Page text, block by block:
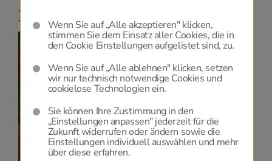
Niederlassungen
Datenschutz
Zur Anzeige dieser Karte benötigen wir Ihre
Einwilligung zu Google Maps, die SieHIERgeben
können.
Wenn Sie auf „Alle akzeptieren" klicken,
stimmen Sie dem Einsatz aller Cookies, die in
den Cookie Einstellungen aufgelistet sind, zu.
Wenn Sie auf „Alle ablehnen" klicken, setzen
wir nur technisch notwendige Cookies und
cookielose Technologien ein.
Sie können Ihre Zustimmung in den
„Einstellungen anpassen" jederzeit für die
Zukunft widerrufen oder ändern sowie die
Einstellungen individuell auswählen und mehr
über diese erfahren.